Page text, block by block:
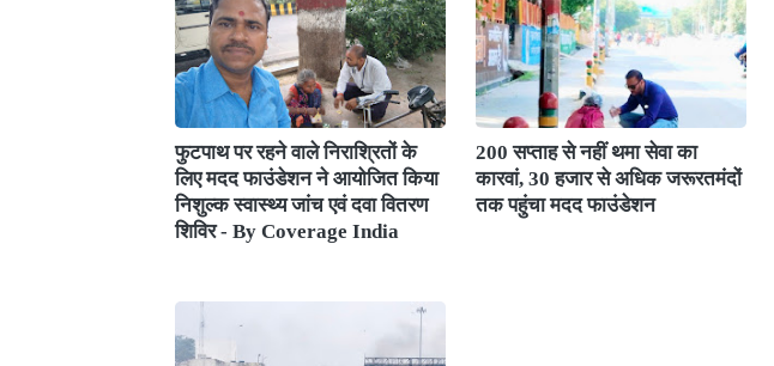
फुटपाथ पर रहने वाले निराश्रितों के
लिए मदद फाउंडेशन ने आयोजित किया
निशुल्क स्वास्थ्य जांच एवं दवा वितरण
शिविर - By Coverage India
200 सप्ताह से नहीं थमा सेवा का
कारवां, 30 हजार से अधिक जरूरतमंदों
तक पहुंचा मदद फाउंडेशन